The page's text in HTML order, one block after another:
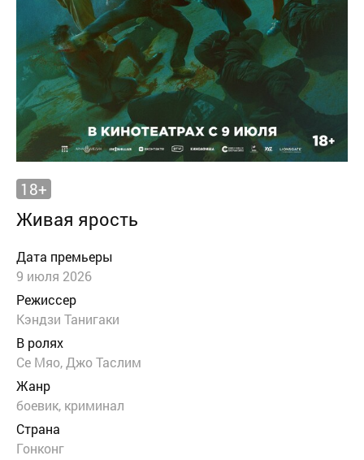
18+
Живая ярость
Дата премьеры
9 июля 2026
Режиссер
Кэндзи Танигаки
В ролях
Се Мяо, Джо Таслим
Жанр
боевик, криминал
Страна
Гонконг